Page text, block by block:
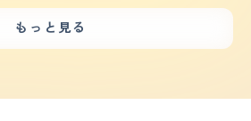
。 【落ち着き】 興奮し
ると落ち着きがないかもしれませ
向いてしまい、なかなかコマンドが
もっと見る